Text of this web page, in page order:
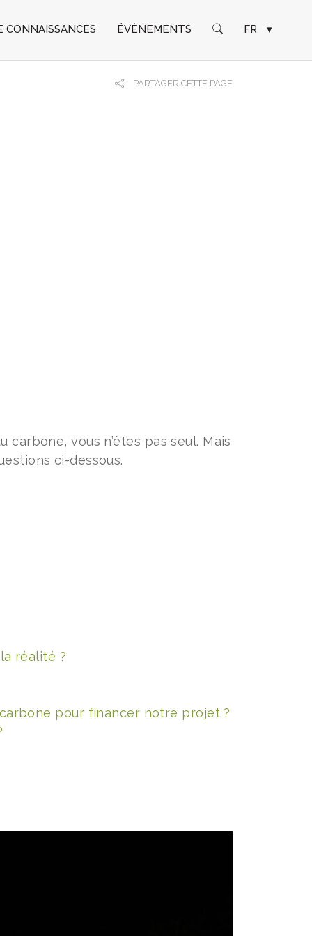
CONNAISSANCES ÉVÈNEMENTS FR ▾
PARTAGER CETTE PAGE
vous n’êtes pas seul. Mais
ci-dessous.
réalité ?
pour financer notre projet ?